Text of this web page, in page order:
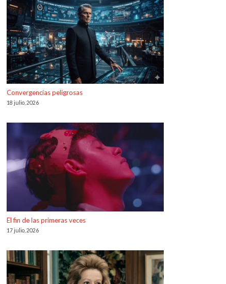
Convergencias peligrosas
18 julio, 2026
El fin de las primeras veces
17 julio, 2026